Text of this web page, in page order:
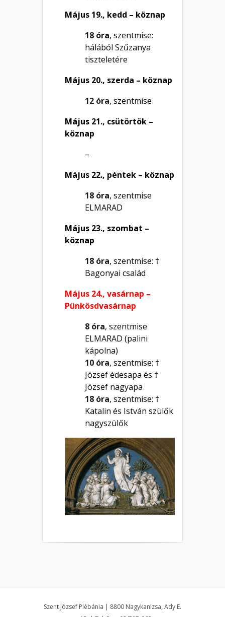
Május 19., kedd – köznap
18 óra, szentmise:
hálából Szűzanya
tiszteletére
Május 20., szerda – köznap
12 óra, szentmise
Május 21., csütörtök –
köznap
–
Május 22., péntek – köznap
18 óra, szentmise
ELMARAD
Május 23., szombat –
köznap
18 óra, szentmise: †
Bagonyai család
Május 24., vasárnap –
Pünkösdvasárnap
8 óra, szentmise
ELMARAD (palini
kápolna)
10 óra, szentmise: †
József édesapa és †
József nagyapa
18 óra, szentmise: †
Katalin és István szülők
nagyszülők
Szent József Plébánia | 8800 Nagykanizsa, Ady E.